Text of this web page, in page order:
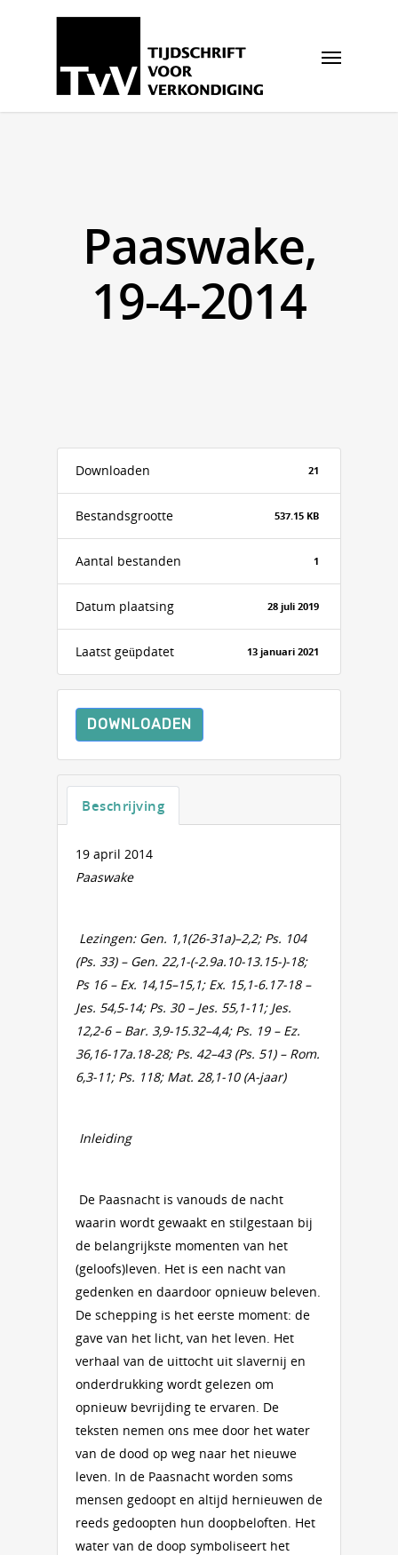
Paaswake,
19-4-2014
Downloaden 21
Bestandsgrootte 537.15 KB
Aantal bestanden 1
Datum plaatsing 28 juli 2019
Laatst geüpdatet 13 januari 2021
DOWNLOADEN
Beschrijving
19 april 2014
Paaswake
Lezingen:Gen. 1,1(26-31a)–2,2; Ps. 104
(Ps. 33) – Gen. 22,1-(-2.9a.10-13.15-)-18;
Ps 16 – Ex. 14,15–15,1; Ex. 15,1-6.17-18 –
Jes. 54,5-14; Ps. 30 – Jes. 55,1-11; Jes.
12,2-6 – Bar. 3,9-15.32–4,4; Ps. 19 – Ez.
36,16-17a.18-28; Ps. 42–43 (Ps. 51) – Rom.
6,3-11; Ps. 118; Mat. 28,1-10 (A-jaar)
Inleiding
De Paasnacht is vanouds de nacht
waarin wordt gewaakt en stilgestaan bij
de belangrijkste momenten van het
(geloofs)leven. Het is een nacht van
gedenken en daardoor opnieuw beleven.
De schepping is het eerste moment: de
gave van het licht, van het leven. Het
verhaal van de uittocht uit slavernij en
onderdrukking wordt gelezen om
opnieuw bevrijding te ervaren. De
teksten nemen ons mee door het water
van de dood op weg naar het nieuwe
leven. In de Paasnacht worden soms
mensen gedoopt en altijd hernieuwen de
reeds gedoopten hun doopbeloften. Het
water van de doop symboliseert het